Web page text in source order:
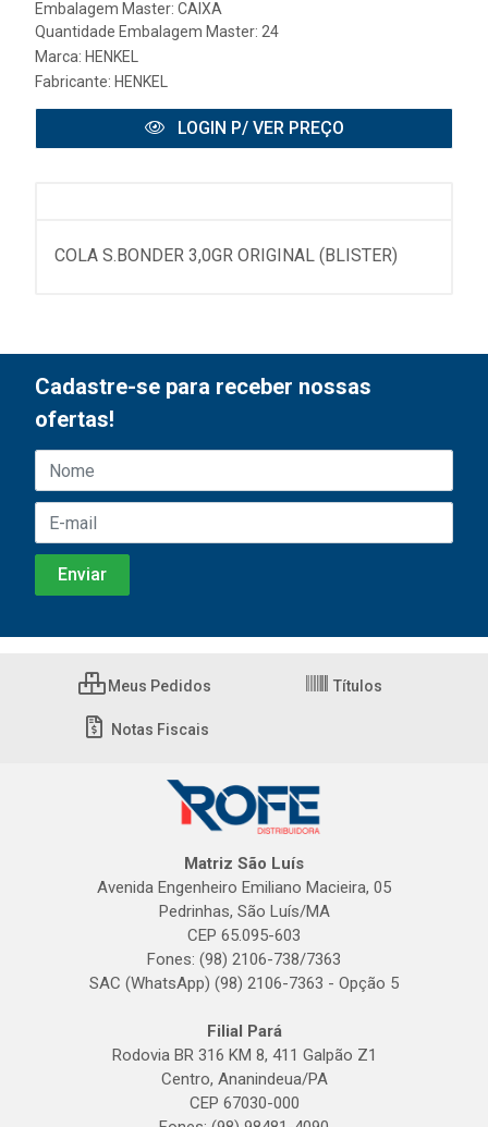
Embalagem Master: CAIXA
Quantidade Embalagem Master: 24
Marca: HENKEL
Fabricante: HENKEL
LOGIN P/ VER PREÇO
COLA S.BONDER 3,0GR ORIGINAL (BLISTER)
Cadastre-se para receber nossas
ofertas!
Meus Pedidos Títulos
Notas Fiscais
Matriz São Luís
Avenida Engenheiro Emiliano Macieira, 05
Pedrinhas, São Luís/MA
CEP 65.095-603
Fones: (98) 2106-738/7363
SAC (WhatsApp) (98) 2106-7363 - Opção 5
Filial Pará
Rodovia BR 316 KM 8, 411 Galpão Z1
Centro, Ananindeua/PA
CEP 67030-000